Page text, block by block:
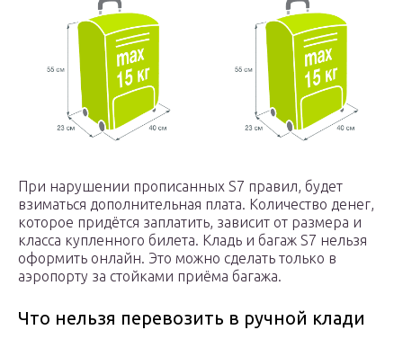
При нарушении прописанных S7 правил, будет
взиматься дополнительная плата. Количество денег,
которое придётся заплатить, зависит от размера и
класса купленного билета. Кладь и багаж S7 нельзя
оформить онлайн. Это можно сделать только в
аэропорту за стойками приёма багажа.
Что нельзя перевозить в ручной клади